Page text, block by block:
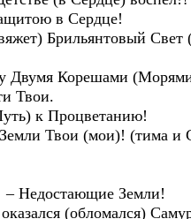
в Сердце!
Брильянтовый
Двумя Корешами
Твои.
к Процветанию!
Твои (мои)! (тима и
Недостающие Земли!
(обломался)